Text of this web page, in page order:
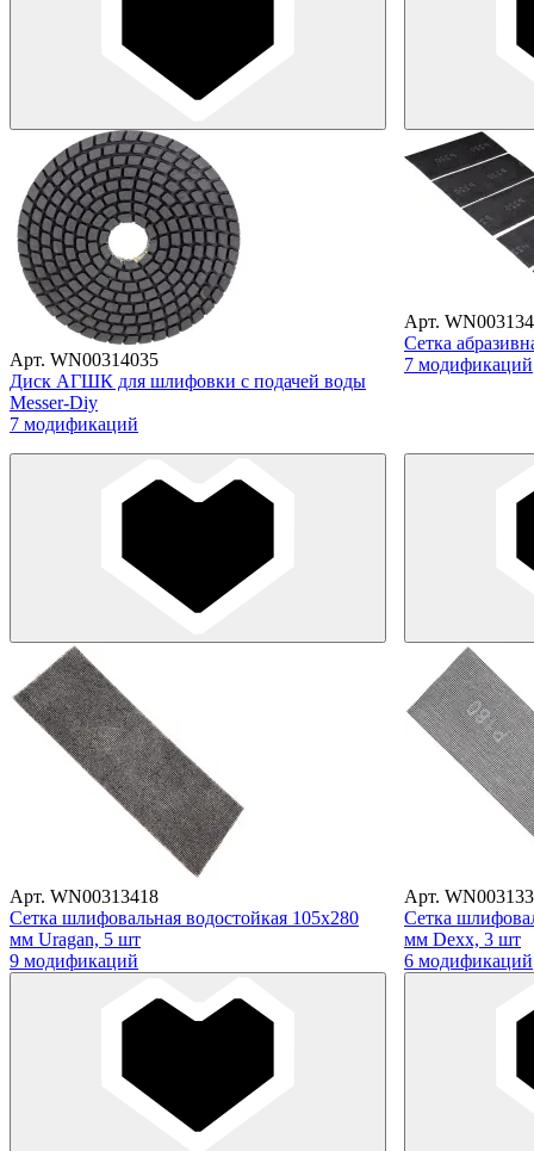
Арт. WN00314035
Диск АГШК для шлифовки с подачей воды
Messer-Diy
7 модификаций
Арт.
Сетка
7 модификаций
Арт. WN00313418
Сетка шлифовальная водостойкая 105х280
мм Uragan, 5 шт
9 модификаций
Арт.
Сетка
мм Dexx, 3 шт
6 модификаций